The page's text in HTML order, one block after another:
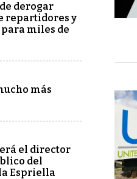
derogar
repartidores y
miles de
más
el director
del
Espriella